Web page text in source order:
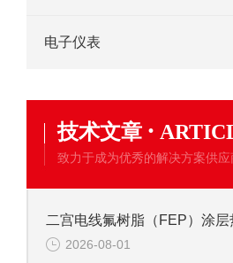
电子仪表
技术文章 ·
致力于成为优秀的解决方案供应
2026-08-01